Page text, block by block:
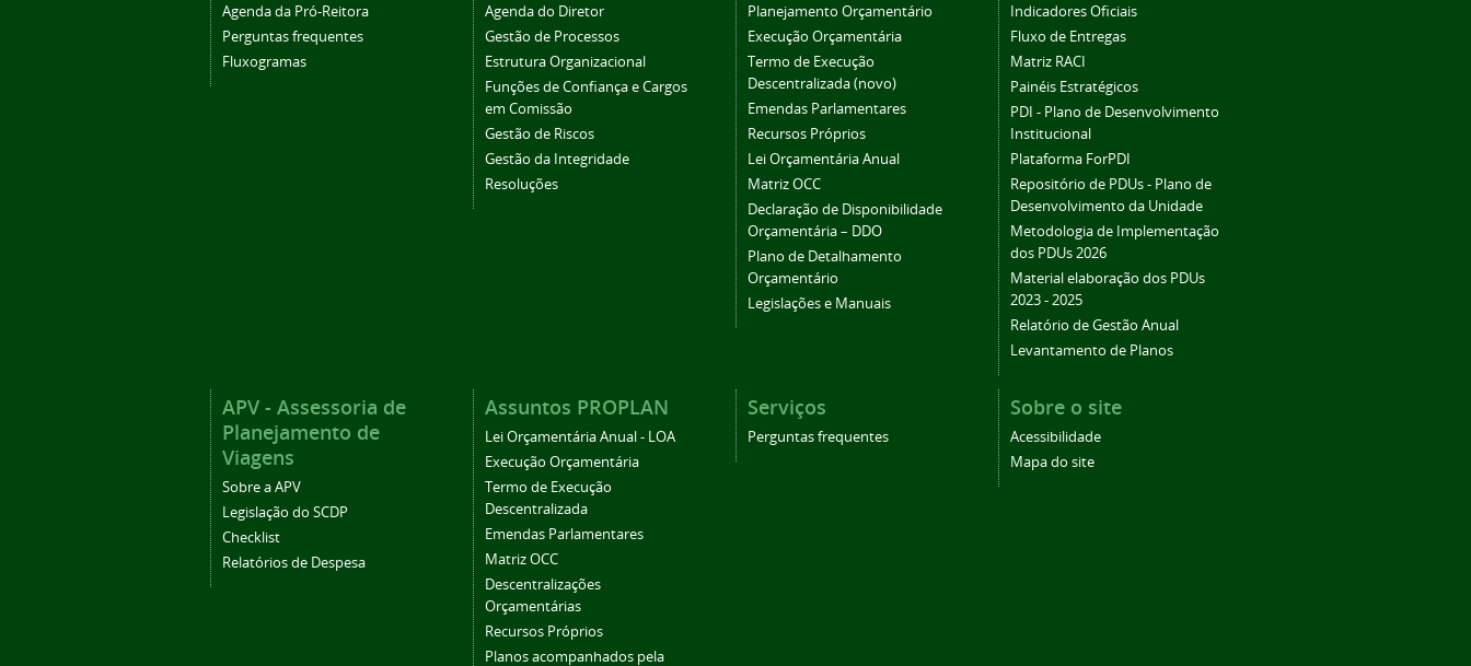
Agenda da Pró-Reitora
Perguntas frequentes
Fluxogramas
Agenda do Diretor
Gestão de Processos
Estrutura Organizacional
Funções de Confiança e Cargos
em Comissão
Gestão de Riscos
Gestão da Integridade
Resoluções
Planejamento Orçamentário
Execução Orçamentária
Termo de Execução
Descentralizada (novo)
Emendas Parlamentares
Recursos Próprios
Lei Orçamentária Anual
Matriz OCC
Declaração de Disponibilidade
Orçamentária – DDO
Plano de Detalhamento
Orçamentário
Legislações e Manuais
Indicadores Oficiais
Fluxo de Entregas
Matriz RACI
Painéis Estratégicos
PDI - Plano de Desenvolvimento
Institucional
Plataforma ForPDI
Repositório de PDUs - Plano de
Desenvolvimento da Unidade
Metodologia de Implementação
dos PDUs 2026
Material elaboração dos PDUs
2023 - 2025
Relatório de Gestão Anual
Levantamento de Planos
APV - Assessoria de
Planejamento de
Viagens
Sobre a APV
Legislação do SCDP
Checklist
Relatórios de Despesa
Assuntos PROPLAN
Lei Orçamentária Anual - LOA
Execução Orçamentária
Termo de Execução
Descentralizada
Emendas Parlamentares
Matriz OCC
Descentralizações
Orçamentárias
Recursos Próprios
Planos acompanhados pela
Serviços
Perguntas frequentes
Sobre o site
Acessibilidade
Mapa do site